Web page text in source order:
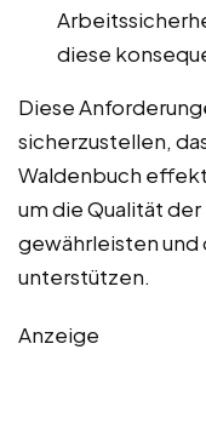
diese
Diese
sicherzustellen,
Waldenbuch
um die Qualität
gewährleisten und
unterstützen.
Anzeige